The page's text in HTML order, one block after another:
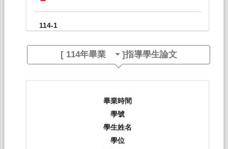
114-1
研究所-社工碩博1,2
日間學士班-社工系3A
[ 114年畢業 ]指導學生論文
畢業時間
學號
學生姓名
學位